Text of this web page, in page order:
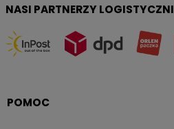
POMOC
NASI PARTNERZY LOGISTYCZNI